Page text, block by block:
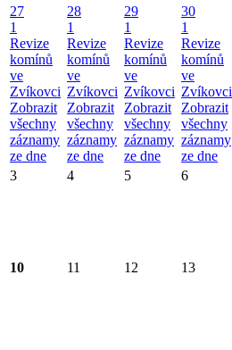
27
1
Revize
komínů
ve
Zvíkovci
Zobrazit
všechny
záznamy
ze dne
28
1
Revize
komínů
ve
Zvíkovci
Zobrazit
všechny
záznamy
ze dne
29
1
Revize
komínů
ve
Zvíkovci
Zobrazit
všechny
záznamy
ze dne
30
1
Revize
komínů
ve
Zvíkovci
Zobrazit
všechny
záznamy
ze dne
3 4 5 6
10 11 12 13